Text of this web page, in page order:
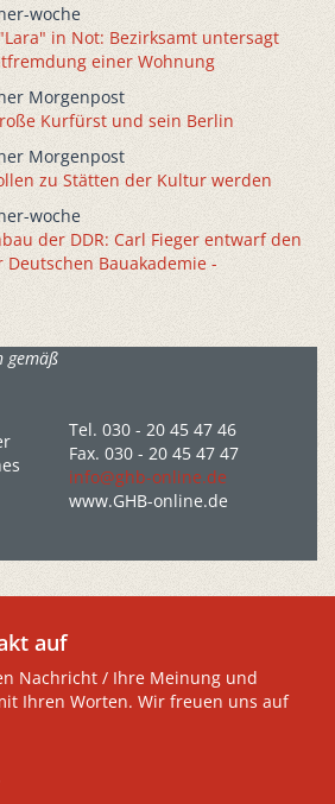
woche
in Not: Bezirksamt untersagt
einer Wohnung
Morgenpost
Kurfürst und sein Berlin
Morgenpost
zu Stätten der Kultur werden
woche
der DDR: Carl Fieger entwarf den
Deutschen Bauakademie -
gemäß
Tel. 030 - 20 45 47 46
Fax. 030 - 20 45 47 47
info@ghb-online.de
www.GHB-online.de
auf
Nachricht / Ihre Meinung und
Ihren Worten. Wir freuen uns auf